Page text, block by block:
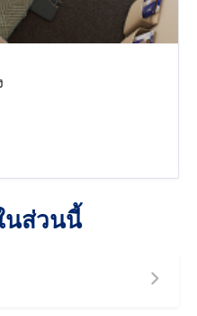
นส่วนนี้